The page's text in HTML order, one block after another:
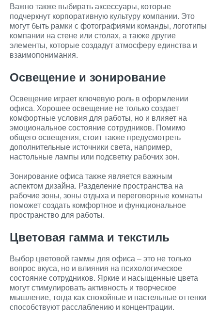
Важно также выбирать аксессуары, которые
подчеркнут корпоративную культуру компании. Это
могут быть рамки с фотографиями команды, логотипы
компании на стене или столах, а также другие
элементы, которые создадут атмосферу единства и
взаимопонимания.
Освещение и зонирование
Освещение играет ключевую роль в оформлении
офиса. Хорошее освещение не только создает
комфортные условия для работы, но и влияет на
эмоциональное состояние сотрудников. Помимо
общего освещения, стоит также предусмотреть
дополнительные источники света, например,
настольные лампы или подсветку рабочих зон.
Зонирование офиса также является важным
аспектом дизайна. Разделение пространства на
рабочие зоны, зоны отдыха и переговорные комнаты
поможет создать комфортное и функциональное
пространство для работы.
Цветовая гамма и текстиль
Выбор цветовой гаммы для офиса – это не только
вопрос вкуса, но и влияния на психологическое
состояние сотрудников. Яркие и насыщенные цвета
могут стимулировать активность и творческое
мышление, тогда как спокойные и пастельные оттенки
способствуют расслаблению и концентрации.